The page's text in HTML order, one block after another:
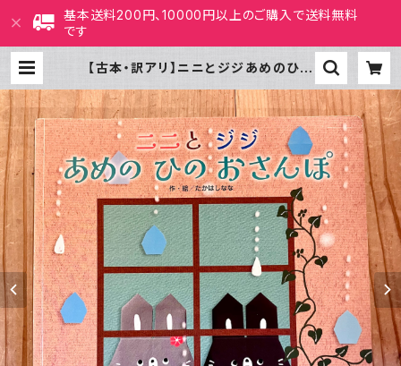
基本送料200円、10000円以上のご購入で送料無料
です
【古本・訳アリ】ニニとジジあめのひの
年6月号） | ホホホ座 西田辺 絵本・
新刊本・古本